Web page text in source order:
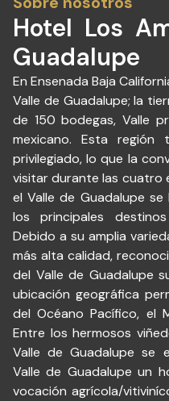
impecable. Y luego llega el desayuno… ¡Dios santo, qué
chilaquiles! ¡Qué café!
calidez, orgullo y genuino
bienvenido. El rol de
orgasmo culinario; los
delicia absoluta; y el
Agradezco
un respiro del estrés de
día. Incluso la señora y el
lo hacen con una calidez
llega a casa y no solo a un hotel.
Y ahora, sin duda, quiero
Oaxaca. Gracias por todo. Y gracias por recordarnos que
la hospitalidad, cuando
Hotel Los
Guadalupe
En Ensenada Baja
Valle de Guadalupe; la
de 150 bodegas, Valle
mexicano. Esta región
privilegiado, lo que la
visitar durante las cuatro
el Valle de Guadalupe
los principales
Debido a su amplia
más alta calidad,
del Valle de Guadalupe
ubicación geográfica
del Océano Pacífico, el
Entre los hermosos
Valle de Guadalupe se
Valle de Guadalupe un
vocación agrícola/